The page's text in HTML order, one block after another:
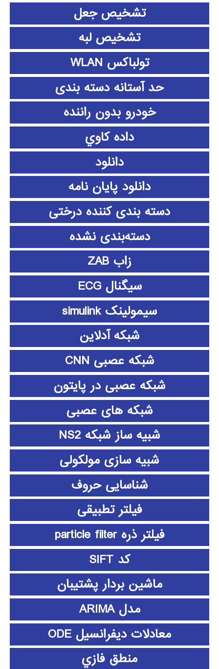
تشخیص جعل
تشخیص لبه
تولباکس WLAN
حد آستانه دسته بندی
خودرو بدون راننده
داده كاوي
دانلود
دانلود پايان نامه
دسته بندی کننده درختی
دسته‌بندی نشده
زاب ZAB
سیگنال ECG
سیمولینک simulink
شبکه آدلاین
شبکه عصبی CNN
شبکه عصبی در پایتون
شبکه های عصبی
شبیه ساز شبکه NS2
شبیه سازی مولکولی
شناسایی حروف
فیلتر تطبیقی
فیلتر ذره particle filter
کد SIFT
ماشین بردار پشتیبان
مدل ARIMA
معادلات دیفرانسیل ODE
منطق فازي